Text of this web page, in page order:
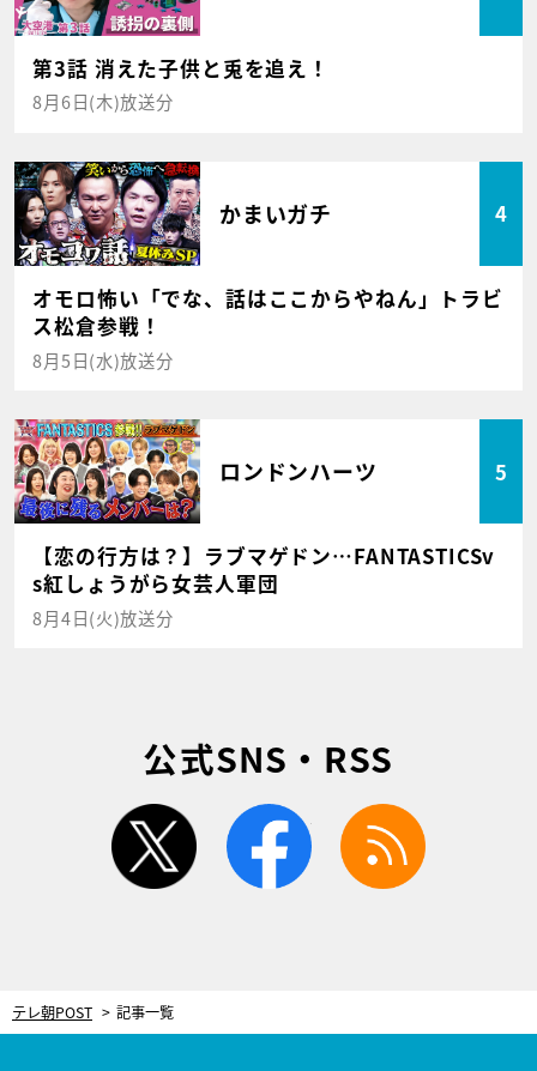
第3話 消えた子供と兎を追え！
8月6日(木)放送分
かまいガチ 4
オモロ怖い「でな、話はここからやねん」トラビ
ス松倉参戦！
8月5日(水)放送分
ロンドンハーツ 5
【恋の行方は？】ラブマゲドン…FANTASTICSv
s紅しょうがら女芸人軍団
8月4日(火)放送分
公式SNS・RSS
twitter facebook
テレ朝POST 記事一覧